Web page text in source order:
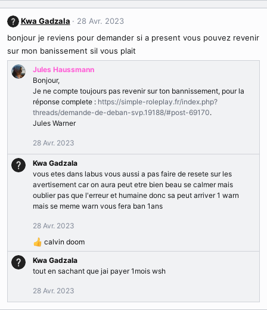
Kwa Gadzala
28 Avr. 2023
bonjour je reviens pour demander si a present vous pouvez revenir
sur mon banissement sil vous plait
Jules Haussmann
Bonjour,
Je ne compte toujours pas revenir sur ton bannissement, pour la
réponse complete : https://simple-roleplay.fr/index.php?
threads/demande-de-deban-svp.19188/#post-69170.
Jules Warner
28 Avr. 2023
Kwa Gadzala
vous etes dans labus vous aussi a pas faire de resete sur les
avertisement car on aura peut etre bien beau se calmer mais
oublier pas que l'erreur et humaine donc sa peut arriver 1 warn
mais se meme warn vous fera ban 1ans
28 Avr. 2023
R
é
a
t
i
calvin doom
Kwa Gadzala
tout en sachant que jai payer 1mois wsh
28 Avr. 2023